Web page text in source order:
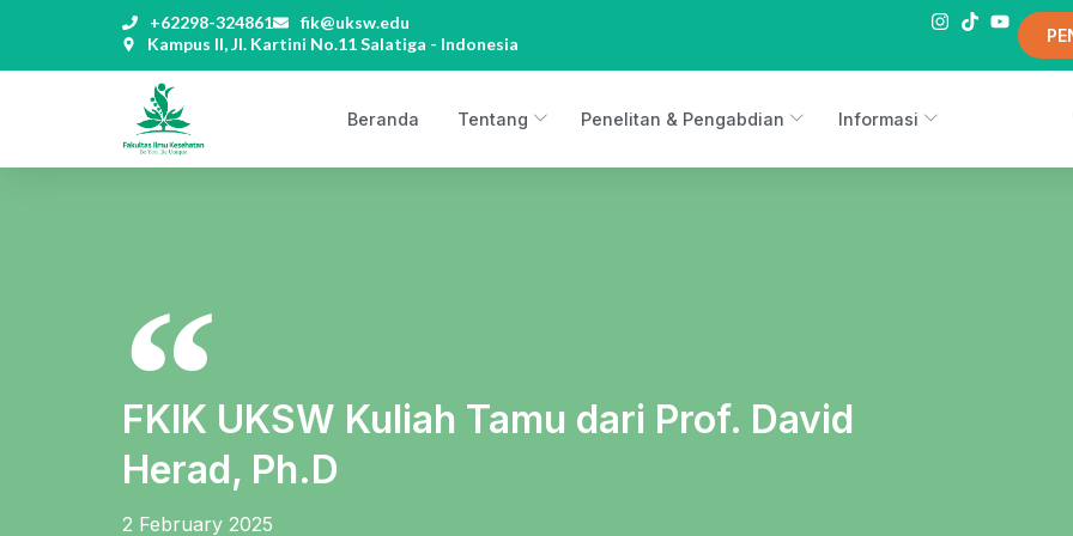
+62298-324861
fik@uksw.edu
Kampus II, Jl. Kartini No.11 Salatiga - Indonesia
Beranda Tentang Penelitan & Pengabdian Informasi
FKIK UKSW Kuliah Tamu dari Prof. David
Herad, Ph.D
2 February 2025